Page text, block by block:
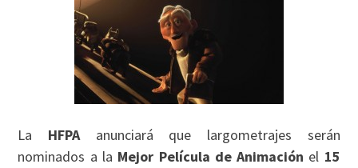
La HFPAanunciará que largometrajes serán
nominados a la Mejor Película de Animación el 15